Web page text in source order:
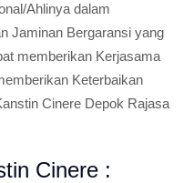
Ahlinya dalam
Jaminan Bergaransi yang
memberikan Kerjasama
Keterbaikan
Cinere Depok Rajasa
Cinere :